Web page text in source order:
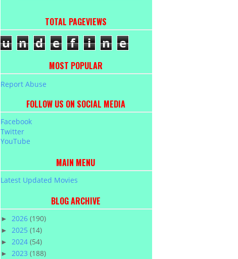
TOTAL PAGEVIEWS
u n d e f i n e
MOST POPULAR
Report Abuse
FOLLOW US ON SOCIAL MEDIA
Facebook
Twitter
YouTube
MAIN MENU
Latest Updated Movies
BLOG ARCHIVE
► 2026 (190)
► 2025 (14)
► 2024 (54)
► 2023 (188)